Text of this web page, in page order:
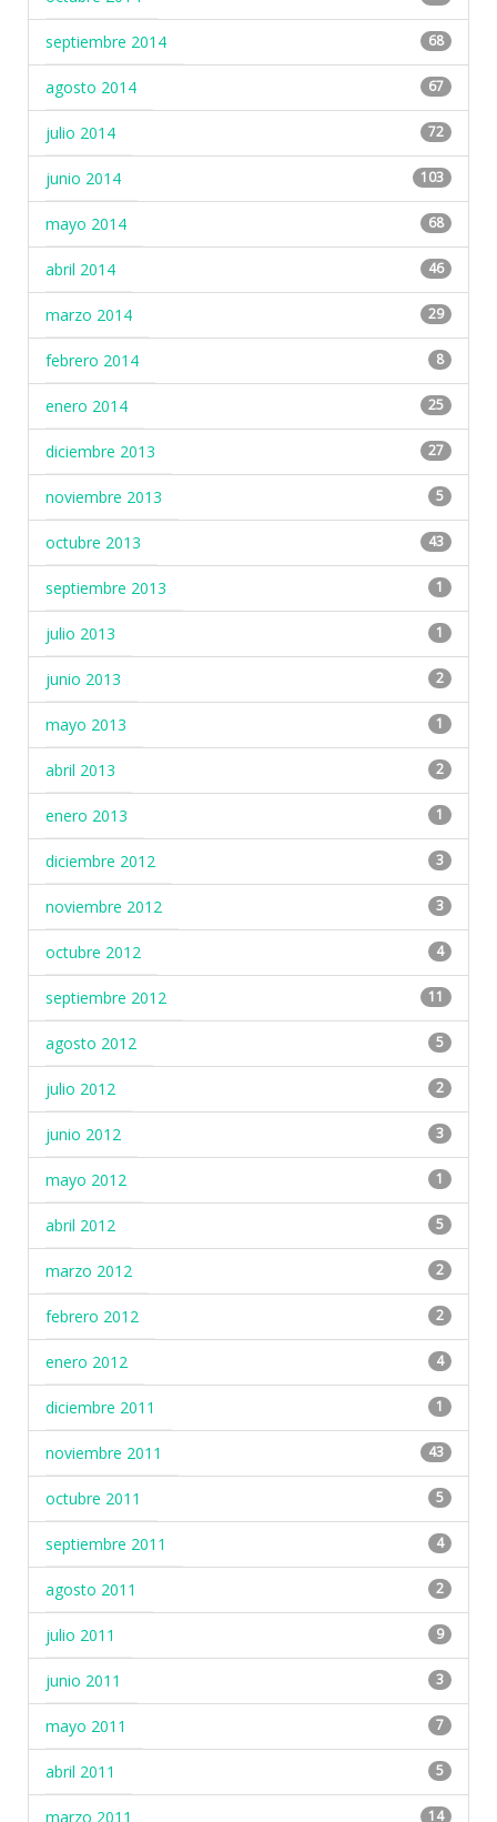
septiembre 2014 68
agosto 2014 67
julio 2014 72
junio 2014 103
mayo 2014 68
abril 2014 46
marzo 2014 29
febrero 2014 8
enero 2014 25
diciembre 2013 27
noviembre 2013 5
octubre 2013 43
septiembre 2013 1
julio 2013 1
junio 2013 2
mayo 2013 1
abril 2013 2
enero 2013 1
diciembre 2012 3
noviembre 2012 3
octubre 2012 4
septiembre 2012 11
agosto 2012 5
julio 2012 2
junio 2012 3
mayo 2012 1
abril 2012 5
marzo 2012 2
febrero 2012 2
enero 2012 4
diciembre 2011 1
noviembre 2011 43
octubre 2011 5
septiembre 2011 4
agosto 2011 2
julio 2011 9
junio 2011 3
mayo 2011 7
abril 2011 5
marzo 2011 14